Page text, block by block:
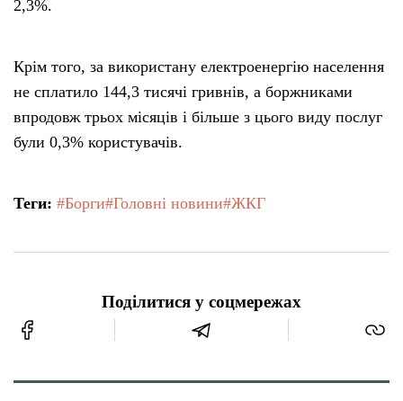
2,3%.
Крім того, за використану електроенергію населення
не сплатило 144,3 тисячі гривнів, а боржниками
впродовж трьох місяців і більше з цього виду послуг
були 0,3% користувачів.
Теги: #Борги#Головні новини#ЖКГ
Поділитися у соцмережах